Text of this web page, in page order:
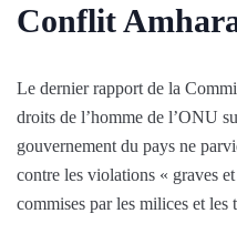
Conflit
Le dernier rapport de la
droits de l’homme de l’ONU
gouvernement du pays ne
contre les violations « graves
commises par les milices et les